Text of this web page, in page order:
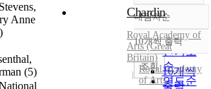
Stevens,
Anne
(5)
정확도
순
인기도
순
연도순
내림차순
내림차순
10개씩 출력
10개씩
출력
조회
Chardin
Royal Academy of
Arts(Great
Britain)
Royal Academy
of Arts